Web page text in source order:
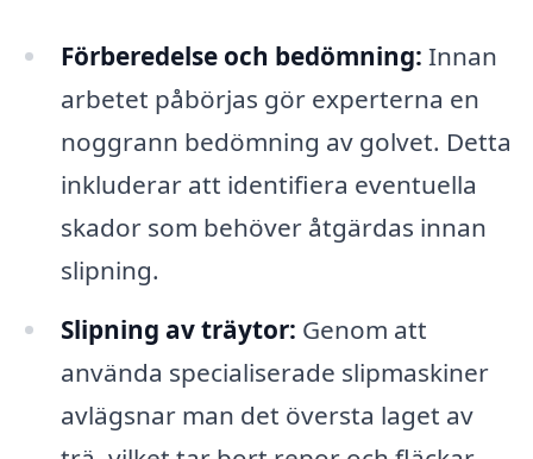
Förberedelse och bedömning: Innan
arbetet påbörjas gör experterna en
noggrann bedömning av golvet. Detta
inkluderar att identifiera eventuella
skador som behöver åtgärdas innan
slipning.
Slipning av träytor: Genom att
använda specialiserade slipmaskiner
avlägsnar man det översta laget av